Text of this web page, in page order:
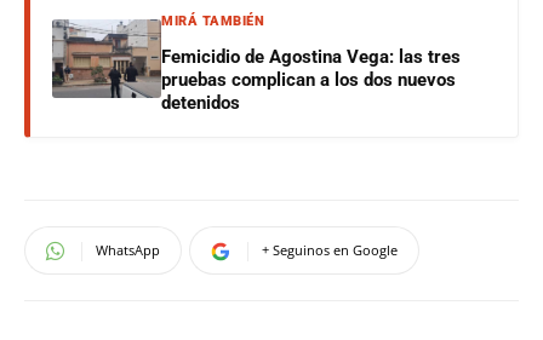
MIRÁ TAMBIÉN
Femicidio de Agostina Vega: las tres
pruebas complican a los dos nuevos
detenidos
WhatsApp + Seguinos en Google